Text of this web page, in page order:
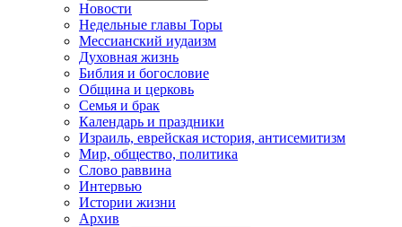
Новости
Недельные главы Торы
Мессианский иудаизм
Духовная жизнь
Библия и богословие
Община и церковь
Семья и брак
Календарь и праздники
Израиль, еврейская история, антисемитизм
Мир, общество, политика
Слово раввина
Интервью
Истории жизни
Архив